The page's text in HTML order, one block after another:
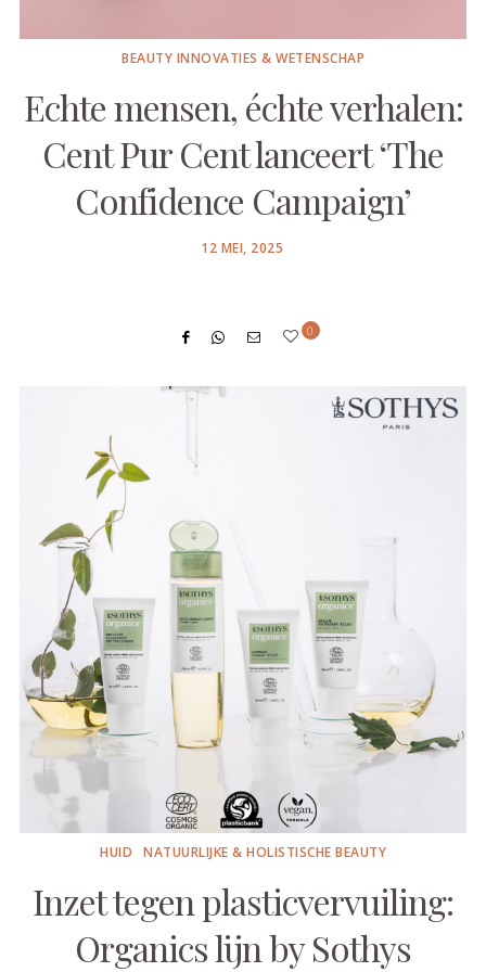
BEAUTY INNOVATIES & WETENSCHAP
Echte mensen, échte verhalen:
Cent Pur Cent lanceert ‘The
Confidence Campaign’
POSTED
12 MEI, 2025
0
HUID NATUURLIJKE & HOLISTISCHE BEAUTY
Inzet tegen plasticvervuiling:
Organics lijn by Sothys